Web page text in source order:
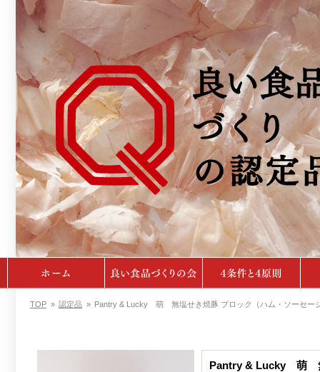
TOP » 認定品 » Pantry & Lucky 萌 無塩せき焼豚 ブロック（ハム・ソーセー
Pantry & Lucky 萌